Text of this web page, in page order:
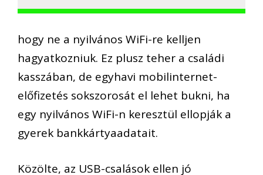
hogy ne a nyilvános WiFi-re kelljen
hagyatkozniuk. Ez plusz teher a családi
kasszában, de egyhavi mobilinternet-
előfizetés sokszorosát el lehet bukni, ha
egy nyilvános WiFi-n keresztül ellopják a
gyerek bankkártyaadatait.
Közölte, az USB-csalások ellen jó